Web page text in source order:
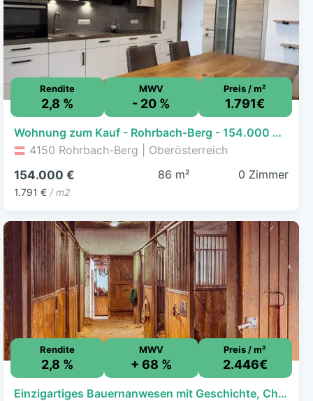
Rendite
2,8 %
MWV
- 20 %
Preis / m²
1.791€
Wohnung zum Kauf - Rohrbach-Berg - 154.000 € - 86 m²
4150 Rohrbach-Berg | Oberösterreich
154.000 €
1.791 € / m2
86 m² 0 Zimmer
Rendite
2,8 %
MWV
+ 68 %
Preis / m²
2.446€
Einzigartiges Bauernanwesen mit Geschichte, Charme und großzügigem Raumangebot